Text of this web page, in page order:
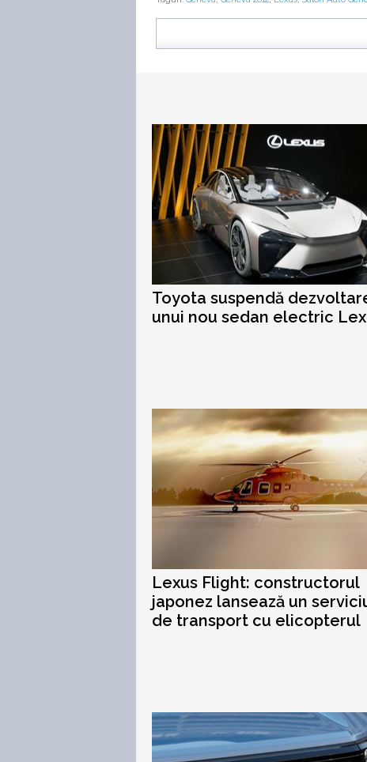
Toyota suspendă
unui nou sedan electric
Lexus Flight: constructorul
japonez lansează un
de transport cu elicopterul